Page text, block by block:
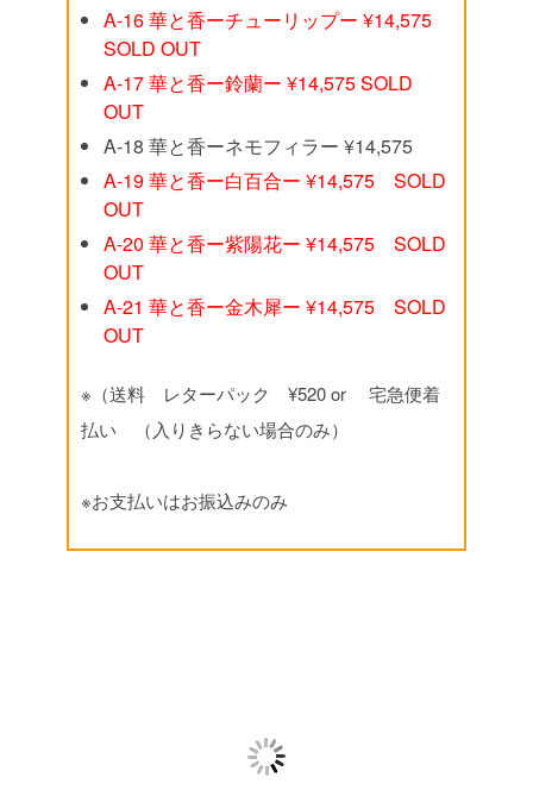
A-16 華と香ーチューリップー ¥14,575
SOLD OUT
A-17 華と香ー鈴蘭ー ¥14,575 SOLD
OUT
A-18 華と香ーネモフィラー ¥14,575
A-19 華と香ー白百合ー ¥14,575 SOLD
OUT
A-20 華と香ー紫陽花ー ¥14,575 SOLD
OUT
A-21 華と香ー金木犀ー ¥14,575 SOLD
OUT
※（送料 レターパック ¥520 or 宅急便着
払い （入りきらない場合のみ）
※お支払いはお振込みのみ